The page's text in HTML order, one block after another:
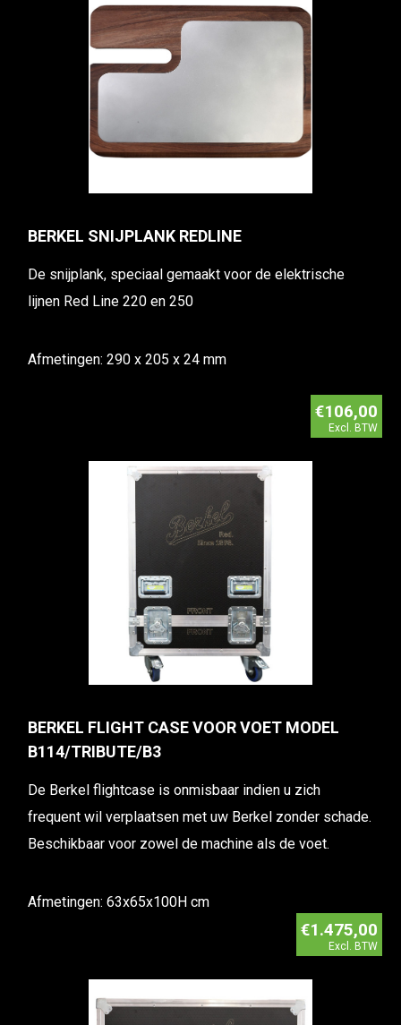
BERKEL SNIJPLANK REDLINE
De snijplank, speciaal gemaakt voor de elektrische
lijnen Red Line 220 en 250
Afmetingen: 290 x 205 x 24 mm
€106,00
Excl. BTW
BERKEL FLIGHT CASE VOOR VOET MODEL
B114/TRIBUTE/B3
De Berkel flightcase is onmisbaar indien u zich
frequent wil verplaatsen met uw Berkel zonder schade.
Beschikbaar voor zowel de machine als de voet.
Afmetingen: 63x65x100H cm
€1.475,00
Excl. BTW